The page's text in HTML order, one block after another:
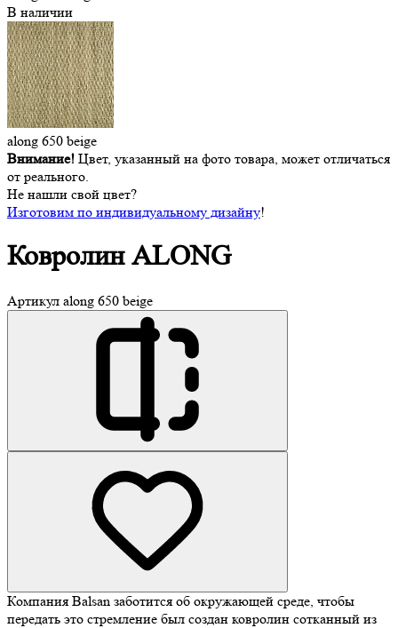
В наличии
along 650 beige
Внимание! Цвет, указанный на фото товара, может отличаться
от реального.
Не нашли свой цвет?
Изготовим по индивидуальному дизайну!
КовролинALONG
Артикул along 650 beige
Компания Balsan заботится об окружающей среде, чтобы
передать это стремление был создан ковролин сотканный из